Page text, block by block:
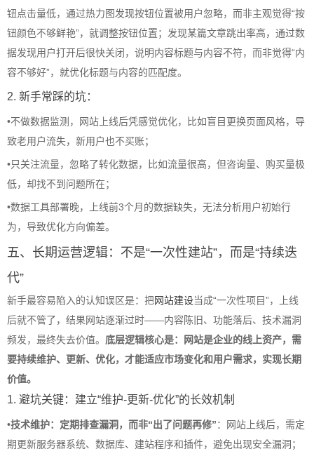
钮点击量低，通过热力图发现按钮位置被用户忽略，而非主观觉得“按
钮颜色不够鲜艳”，就调整按钮位置；发现某篇文章跳出率高，通过数
据发现用户打开后很快关闭，说明内容标题与内容不符，而非觉得“内
容不够好”，就优化标题与内容的匹配度。
2. 新手常踩的坑：
•不做数据监测，网站上线后凭感觉优化，比如盲目更换页面风格，导
致老用户流失，新用户也不买账；
•只关注流量，忽略了转化数据，比如流量很高，但咨询量、购买量极
低，却找不到问题所在；
•数据工具部署晚，上线前3个月的数据缺失，无法分析用户初始行
为，导致优化方向偏差。
五、长期运营逻辑：不是“一次性建站”，而是“持续迭
代”
新手最容易陷入的认知误区是：把网站建设当成“一次性项目”，上线
后就不管了，结果网站逐渐过时——内容陈旧、功能落后、技术漏洞
频发，最终失去价值。 底层逻辑核心是：网站是企业的线上资产，需
要持续维护、更新、优化，才能适应市场变化和用户需求，实现长期
价值。
1. 避坑关键：建立“维护-更新-优化”的长效机制
•技术维护：定期排查漏洞，而非“出了问题再修”：网站上线后，需定
期更新服务器系统、数据库、建站程序和插件，避免出现安全漏洞；